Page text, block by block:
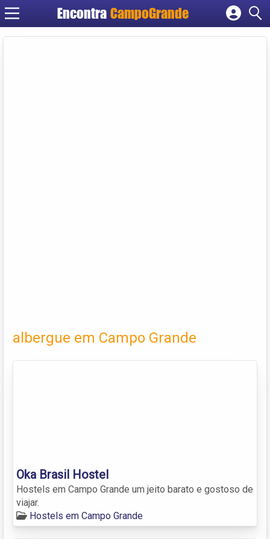
Encontra CampoGrande
Cadastrar empresa
albergue em Campo Grande
Oka Brasil Hostel
Hostels em Campo Grande um jeito barato e gostoso de
viajar.
Hostels em Campo Grande